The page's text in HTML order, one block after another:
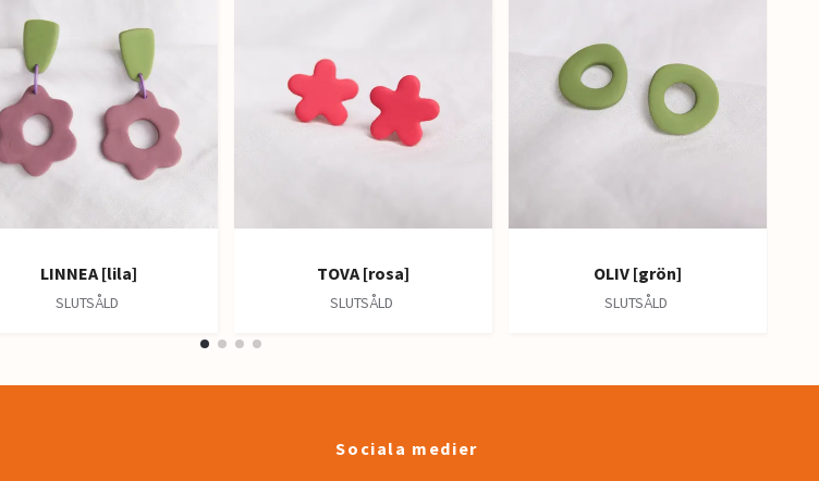
LINNEA [lila]
SLUTSÅLD
TOVA [rosa]
SLUTSÅLD
OLIV [grön]
SLUTSÅLD
Sociala medier